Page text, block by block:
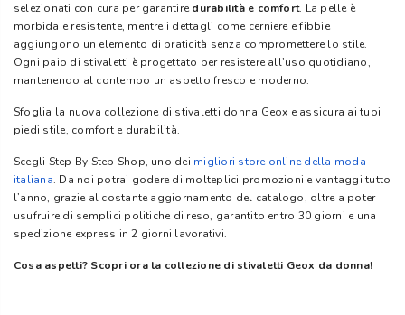
selezionati con cura per garantire durabilità e comfort. La pelle è
morbida e resistente, mentre i dettagli come cerniere e fibbie
aggiungono un elemento di praticità senza compromettere lo stile.
Ogni paio di stivaletti è progettato per resistere all’uso quotidiano,
mantenendo al contempo un aspetto fresco e moderno.
Sfoglia la nuova collezione di stivaletti donna Geox e assicura ai tuoi
piedi stile, comfort e durabilità.
Scegli Step By Step Shop, uno dei migliori store online della moda
italiana. Da noi potrai godere di molteplici promozioni e vantaggi tutto
l’anno, grazie al costante aggiornamento del catalogo, oltre a poter
usufruire di semplici politiche di reso, garantito entro 30 giorni e una
spedizione express in 2 giorni lavorativi.
Cosa aspetti? Scopri ora la collezione di stivaletti Geox da donna!